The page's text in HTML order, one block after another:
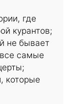
где
курантов;
не бывает
самые
которые